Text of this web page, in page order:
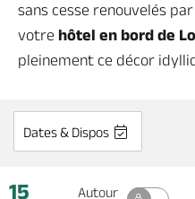
sans cesse renouvelés
votre hôtel en bord de
pleinement ce décor
Dates & Dispos
15
Autour